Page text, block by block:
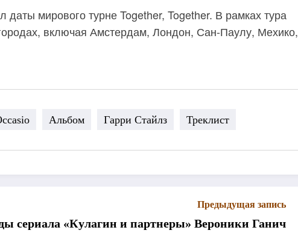
мирового турне Together, Together. В рамках тура
включая Амстердам, Лондон, Сан-Паулу, Мехико,
Альбом Гарри Стайлз Треклист
Предыдущая запись
сериала «Кулагин и партнеры» Вероники Ганич